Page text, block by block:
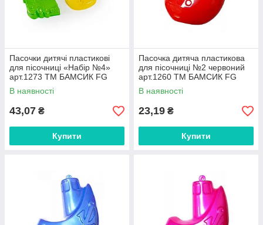
Пасочки дитячі пластикові
для пісочниці «Набір №4»
арт.1273 ТМ БАМСИК FG
В наявності
43,07 ₴
Купити
Пасочка дитяча пластикова
для пісочниці №2 червоний
арт.1260 ТМ БАМСИК FG
В наявності
23,19 ₴
Купити